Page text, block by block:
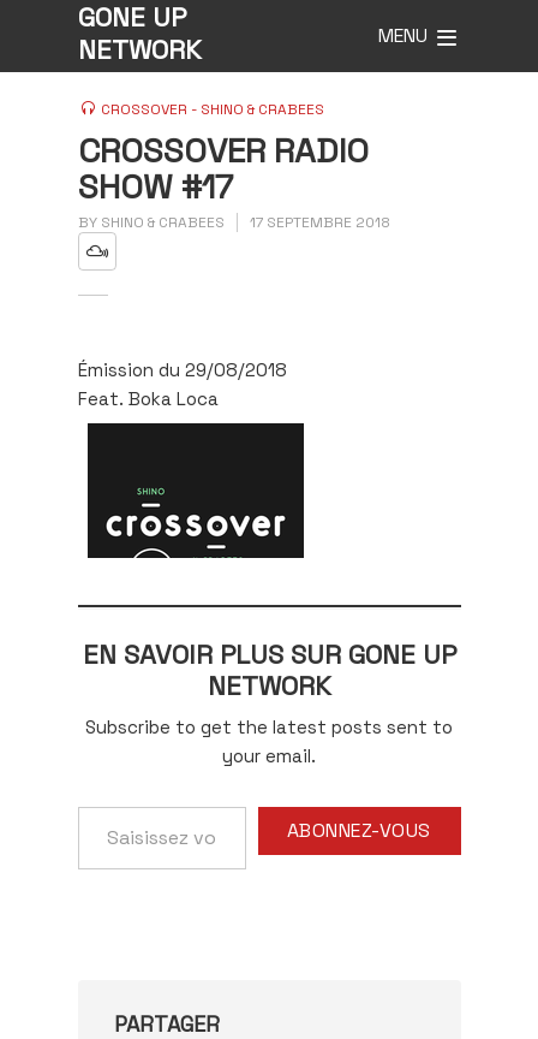
GONE UP
NETWORK
MENU
CROSSOVER - SHINO & CRABEES
CROSSOVER RADIO
SHOW #17
BY SHINO & CRABEES 17 SEPTEMBRE 2018
Émission du 29/08/2018
Feat. Boka Loca
EN SAVOIR PLUS SUR GONE UP
NETWORK
Subscribe to get the latest posts sent to
your email.
votre
adresse
ABONNEZ-VOUS
PARTAGER